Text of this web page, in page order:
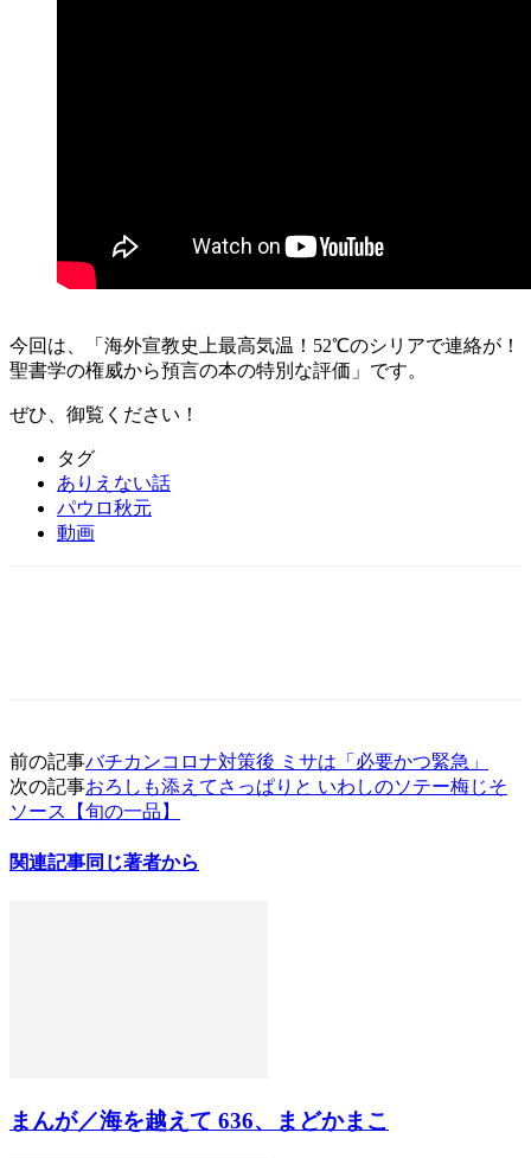
今回は、「海外宣教史上最高気温！52℃のシリアで連絡が！
聖書学の権威から預言の本の特別な評価」です。
ぜひ、御覧ください！
タグ
ありえない話
パウロ秋元
動画
前の記事バチカンコロナ対策後 ミサは「必要かつ緊急」
次の記事おろしも添えてさっぱりと いわしのソテー梅じそ
ソース【旬の一品】
関連記事同じ著者から
まんが／海を越えて 636、まどかまこ